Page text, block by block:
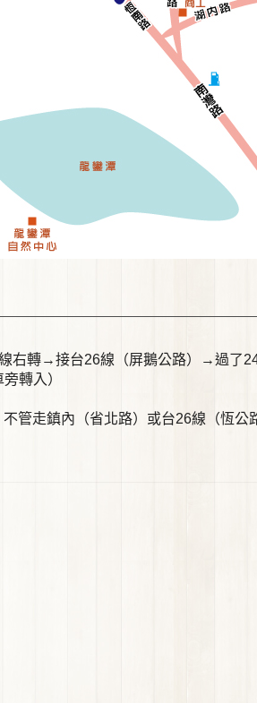
轉→接台26線（屏鵝公路）→過了
轉入）
管走鎮內（省北路）或台26線（恆公